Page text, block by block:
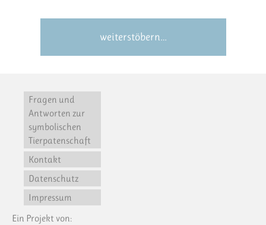
weiterstöbern…
Fragen und
Antworten zur
symbolischen
Tierpatenschaft
Kontakt
Datenschutz
Impressum
Ein Projekt von: